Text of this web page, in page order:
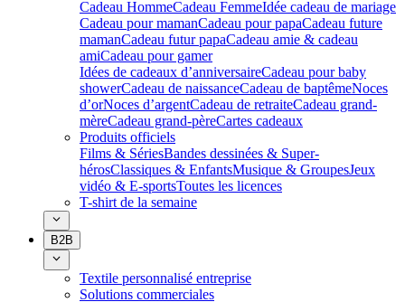
Cadeau HommeCadeau FemmeIdée cadeau de mariage​
Cadeau pour mamanCadeau pour papaCadeau future
mamanCadeau futur papaCadeau amie & cadeau
amiCadeau pour gamer
Idées de cadeaux d’anniversaireCadeau pour baby
showerCadeau de naissanceCadeau de baptêmeNoces
d’orNoces d’argentCadeau de retraiteCadeau grand-
mèreCadeau grand-pèreCartes cadeaux
Produits officiels
Films & SériesBandes dessinées & Super-
hérosClassiques & EnfantsMusique & GroupesJeux
vidéo & E-sportsToutes les licences
T-shirt de la semaine
B2B
Textile personnalisé entreprise
Solutions commerciales